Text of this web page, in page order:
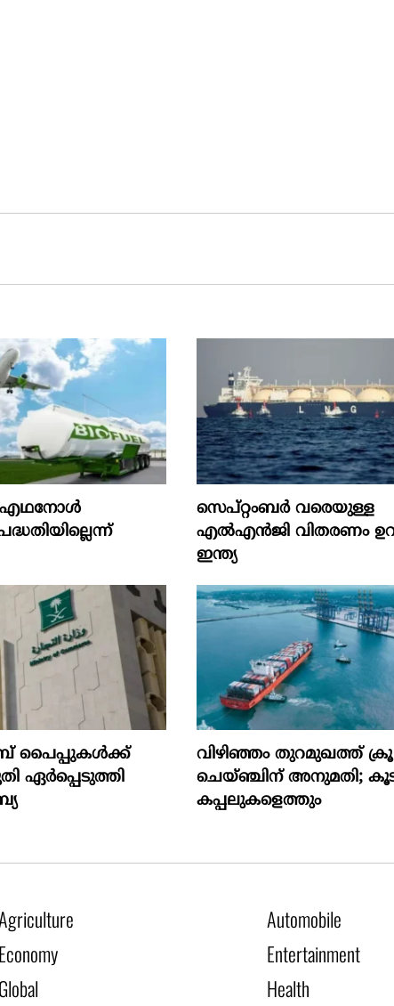
എഥനോള്‍
സെപ്റ്റംബർ വരെയുള്ള
എൽഎൻജി വിതരണം
ഇന്ത്യ
പൈപ്പുകൾക്ക്
ഏർപ്പെടുത്തി
വിഴിഞ്ഞം തുറമുഖത്ത് ക്രൂ
ചെയ്ഞ്ചിന് അനുമതി;
കപ്പലുകളെത്തും
Agriculture Automobile
Economy
Entertainment
Global
Health